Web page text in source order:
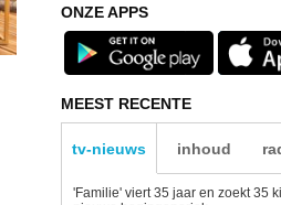
ONZE APPS
MEEST RECENTE
tv-nieuws inhoud
'Familie' viert 35 jaar en zoekt 35